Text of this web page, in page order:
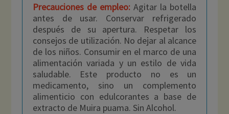
Precauciones de empleo:Agitar la botella
antes de usar. Conservar refrigerado
después de su apertura. Respetar los
consejos de utilización. No dejar al alcance
de los niños. Consumir en el marco de una
alimentación variada y un estilo de vida
saludable. Este producto no es un
medicamento, sino un complemento
alimenticio con edulcorantes a base de
extracto de Muira puama. Sin Alcohol.